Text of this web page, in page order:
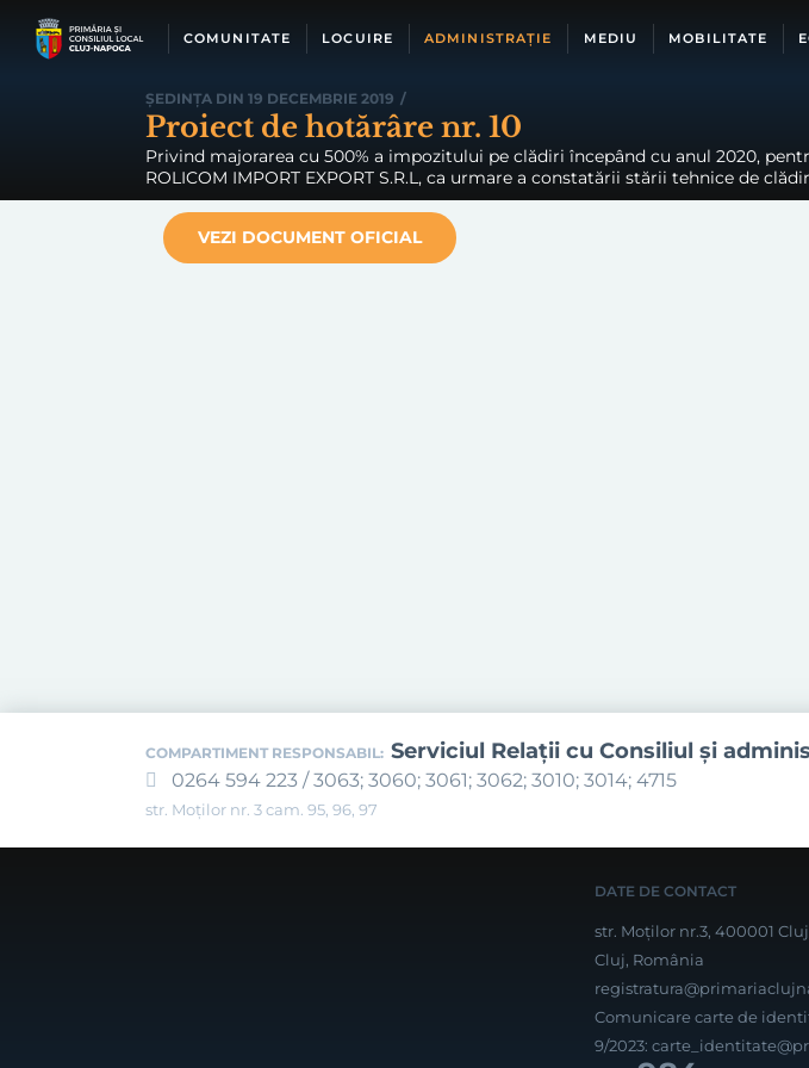
COMUNITATE LOCUIRE ADMINISTRAȚIE MEDIU MOBILITATE
ȘEDINȚA DIN 19 DECEMBRIE 2019 /
Proiect de hotărâre nr. 10
Privind majorarea cu 500% a impozitului pe clădiri începând cu anul 2020,
ROLICOM IMPORT EXPORT S.R.L, ca urmare a constatării stării tehnice de
VEZI DOCUMENT OFICIAL
COMPARTIMENT RESPONSABIL: Serviciul Relaţii cu Consiliul şi
0264 594 223 / 3063; 3060; 3061; 3062; 3010; 3014; 4715
str. Moților nr. 3 cam. 95, 96, 97
DATE DE CONTACT
str. Moților nr.3, 400001
Cluj, România
Comunicare carte de
9/2023: